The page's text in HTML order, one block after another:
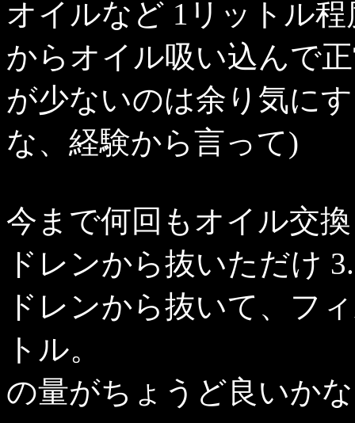
オイルなど 1リットル
からオイル吸い込んで
が少ないのは余り気に
な、経験から言って)
今まで何回もオイル交
ドレンから抜いただけ
ドレンから抜いて、フ
トル。
の量がちょうど良いか